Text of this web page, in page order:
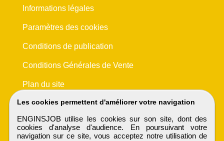
Les cookies permettent d'améliorer votre navigation
ENGINSJOB utilise les cookies sur son site, dont des
cookies d'analyse d'audience. En poursuivant votre
navigation sur ce site, vous acceptez notre utilisation de
Informations légales
Paramètres des cookies
Conditions de publication
Conditions Générales de Vente
Plan du site